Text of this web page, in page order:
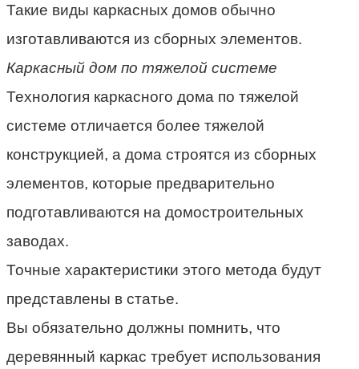
Такие виды каркасных домов обычно
изготавливаются из сборных элементов.
Каркасный дом по тяжелой системе
Технология каркасного дома по тяжелой
системе отличается более тяжелой
конструкцией, а дома строятся из сборных
элементов, которые предварительно
подготавливаются на домостроительных
заводах.
Точные характеристики этого метода будут
представлены в статье.
Вы обязательно должны помнить, что
деревянный каркас требует использования